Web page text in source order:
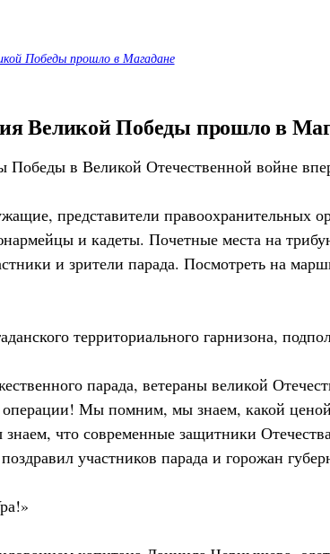
Победы прошло в Магадане
Великой Победы прошло в
в Великой Отечественной войне
представители правоохранительных
и кадеты. Почетные места на
и зрители парада. Посмотреть на
территориального гарнизона,
парада, ветераны великой
Мы помним, мы знаем, какой
что современные защитники
участников парада и горожан